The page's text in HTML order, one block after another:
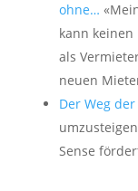
ohne…
kann
als
neuen
Der Weg
Sense